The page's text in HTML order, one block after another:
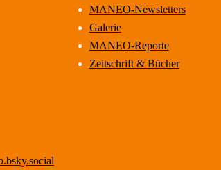
MANEO-Newsletters
Galerie
MANEO-Reporte
Zeitschrift & Bücher